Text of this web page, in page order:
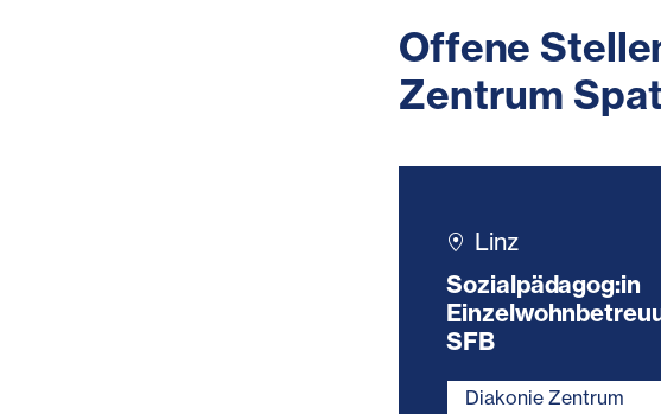
Offene
Zentrum
Linz
Sozialpädagog:in
SFB
Diakonie Zentrum